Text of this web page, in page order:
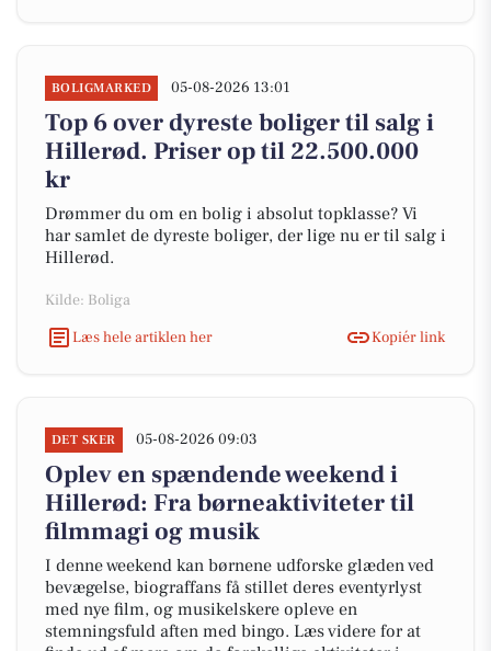
BOLIGMARKED 05-08-2026 13:01
Top 6 over dyreste boliger til salg i
Hillerød. Priser op til 22.500.000
kr
Drømmer du om en bolig i absolut topklasse? Vi
har samlet de dyreste boliger, der lige nu er til salg i
Hillerød.
Kilde: Boliga
Læs hele artiklen her
Kopiér link
DET SKER 05-08-2026 09:03
Oplev en spændende weekend i
Hillerød: Fra børneaktiviteter til
filmmagi og musik
I denne weekend kan børnene udforske glæden ved
bevægelse, biograffans få stillet deres eventyrlyst
med nye film, og musikelskere opleve en
stemningsfuld aften med bingo. Læs videre for at